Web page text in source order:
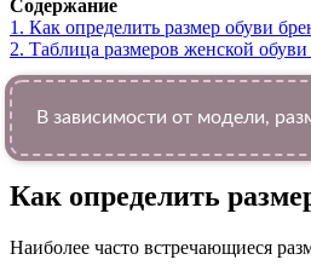
Содержание
1. Как определить размер обуви
2. Таблица размеров женской
В зависимости от модели,
Как определить
Наиболее часто встречающиеся